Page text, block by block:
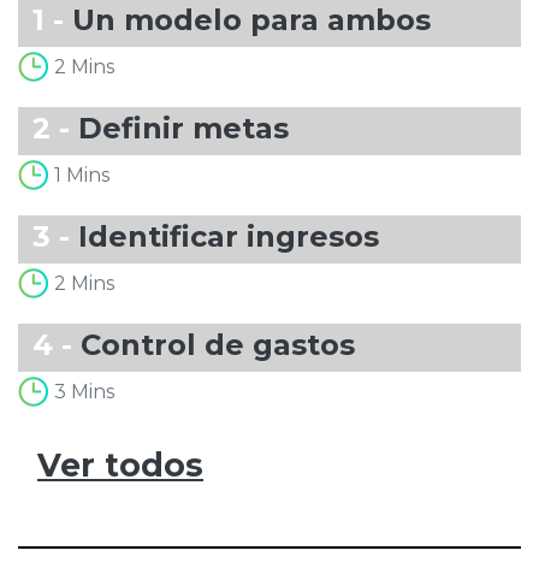
1 - Un modelo para ambos
2 Mins
2 - Definir metas
1 Mins
3 - Identificar ingresos
2 Mins
4 - Control de gastos
3 Mins
Ver todos